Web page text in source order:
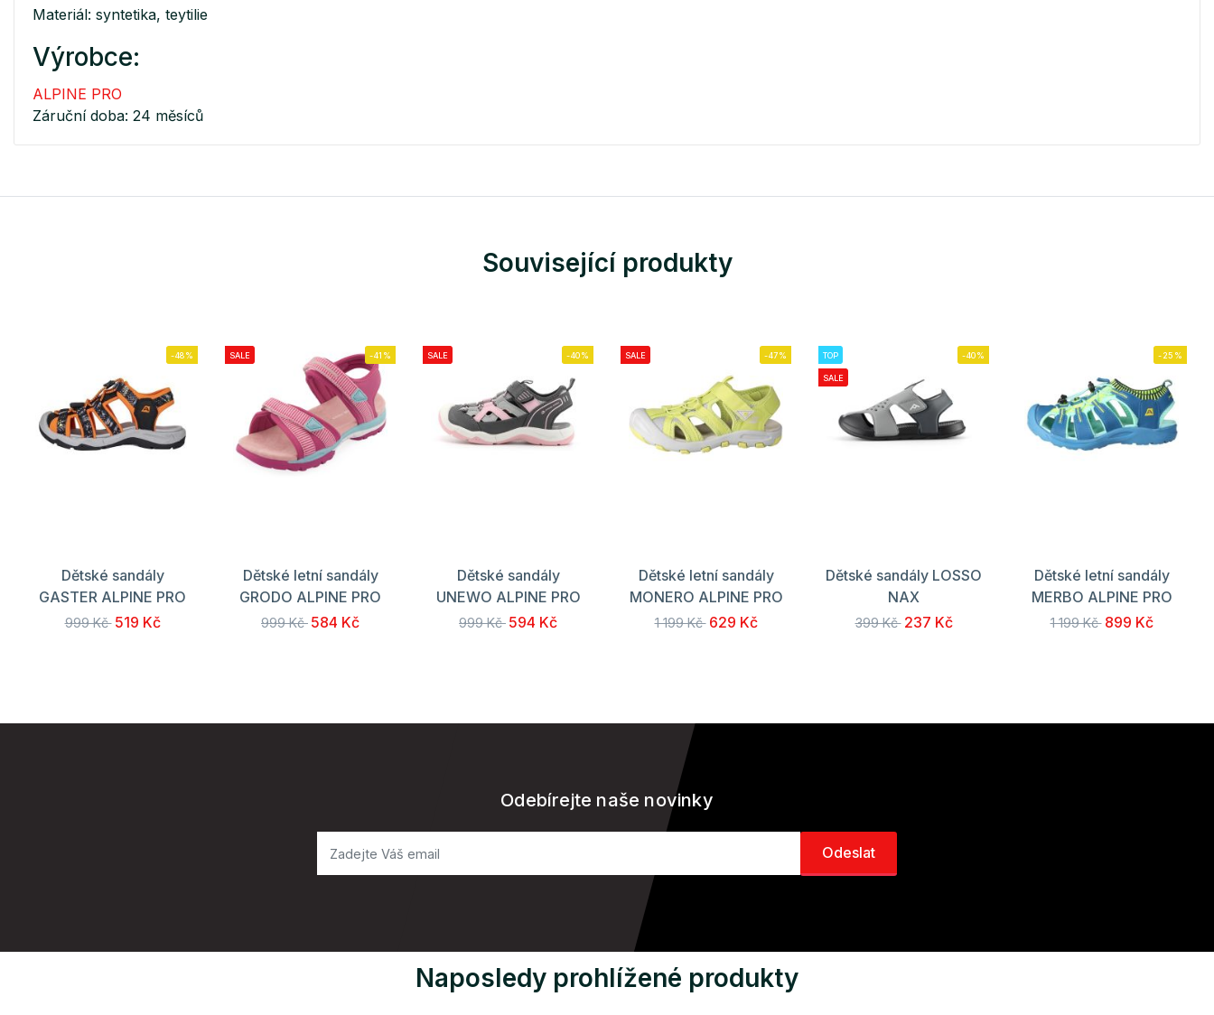
Materiál: syntetika, teytilie
Výrobce:
ALPINE PRO
Záruční doba: 24 měsíců
Související produkty
-48%
Dětské sandály
GASTER ALPINE PRO
999 Kč 519 Kč
SALE -41%
Dětské letní sandály
GRODO ALPINE PRO
999 Kč 584 Kč
SALE -40%
Dětské sandály
UNEWO ALPINE PRO
999 Kč 594 Kč
SALE -47%
Dětské letní sandály
MONERO ALPINE PRO
1 199 Kč 629 Kč
TOP
SALE
-40%
Dětské sandály LOSSO
NAX
399 Kč 237 Kč
-25%
Dětské letní sandály
MERBO ALPINE PRO
1 199 Kč 899 Kč
Odebírejte naše novinky
Naposledy prohlížené produkty